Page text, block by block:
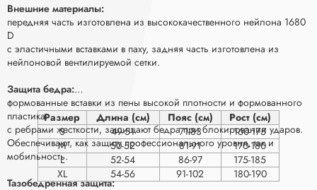
Внешние материалы:
передняя часть изготовлена из высококачественного нейлона 1680
D
с эластичными вставками в паху, задняя часть изготовлена из
нейлоновой вентилируемой сетки.
Защита бедра:
формованные вставки из пены высокой плотности и формованного
пластика
с ребрами жесткости, защищают бедра при блокировании ударов.
Обеспечивают, как защиту профессионального уровня, так и
мобильность.
Тазобедренная защита:
Размер Длина (см) Пояс (см)
Рост (см)
S
49-51 71-83
160-175
M
50-52 81-91
170-180
L
52-54 86-97
175-185
XL
54-56 91-102 180-190